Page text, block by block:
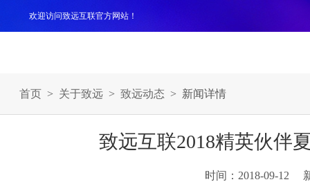
欢迎访问致远互联官方网站！
首页 > 关于致远 > 致远动态 > 新闻详情
致远互联2018精英伙伴
时间：2018-09-12